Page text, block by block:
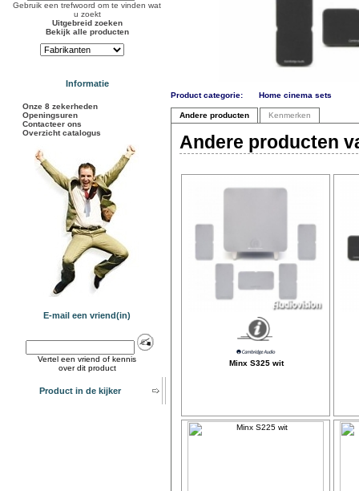
Gebruik een trefwoord om te vinden wat
u zoekt
Uitgebreid zoeken
Bekijk alle producten
Informatie
Onze 8 zekerheden
Openingsuren
Contacteer ons
Overzicht catalogus
E-mail een vriend(in)
Vertel een vriend of kennis
over dit product
Product in de kijker
Product categorie: Home cinema sets
Andere producten Kenmerken
Andere producten
Minx S325 wit